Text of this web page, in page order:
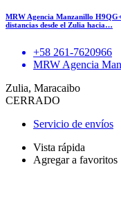
MRW Agencia Manzanillo
distancias desde el Zulia hacia…
+58 261-7620966
MRW Agencia
Zulia, Maracaibo
CERRADO
Servicio de envíos
Vista rápida
Agregar a favoritos